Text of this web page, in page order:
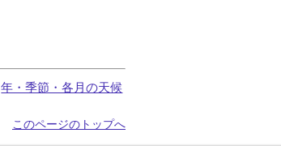
年・季節・各月の天候
このページのトップへ